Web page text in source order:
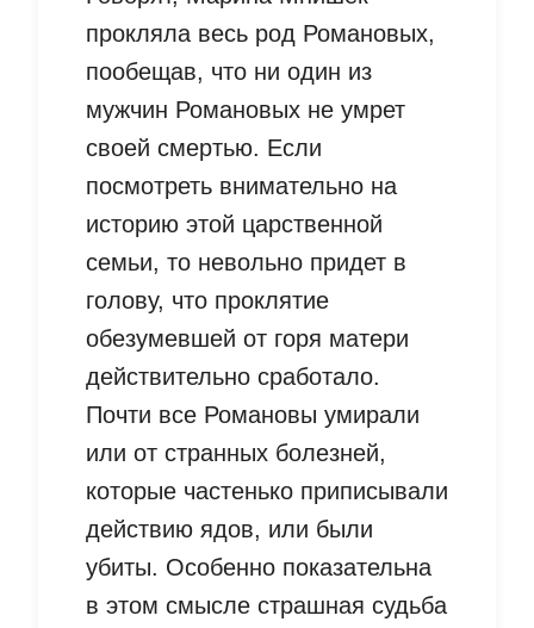
прокляла весь род Романовых,
пообещав, что ни один из
мужчин Романовых не умрет
своей смертью. Если
посмотреть внимательно на
историю этой царственной
семьи, то невольно придет в
голову, что проклятие
обезумевшей от горя матери
действительно сработало.
Почти все Романовы умирали
или от странных болезней,
которые частенько приписывали
действию ядов, или были
убиты. Особенно показательна
в этом смысле страшная судьба